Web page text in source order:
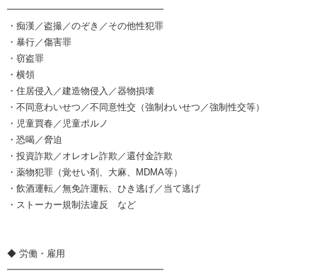
━━━━━━━━━━━━━━━━━
・痴漢／盗撮／のぞき／その他性犯罪
・暴行／傷害罪
・窃盗罪
・横領
・住居侵入／建造物侵入／器物損壊
・不同意わいせつ／不同意性交（強制わいせつ／強制性交等）
・児童買春／児童ポルノ
・恐喝／脅迫
・投資詐欺／オレオレ詐欺／還付金詐欺
・薬物犯罪（覚せい剤、大麻、MDMA等）
・飲酒運転／無免許運転、ひき逃げ／当て逃げ
・ストーカー規制法違反 など
◆ 労働・雇用
━━━━━━━━━━━━━━━━━